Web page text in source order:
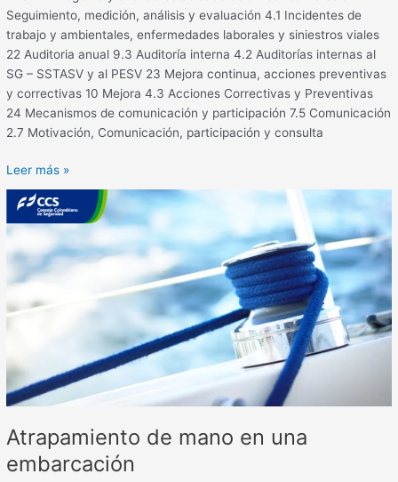
Seguimiento, medición, análisis y evaluación 4.1 Incidentes de
trabajo y ambientales, enfermedades laborales y siniestros viales
22 Auditoria anual 9.3 Auditoría interna 4.2 Auditorías internas al
SG – SSTASV y al PESV 23 Mejora continua, acciones preventivas
y correctivas 10 Mejora 4.3 Acciones Correctivas y Preventivas
24 Mecanismos de comunicación y participación 7.5 Comunicación
2.7 Motivación, Comunicación, participación y consulta
Leer más »
Atrapamiento de mano en una
embarcación
Atrapamiento
mano
en
una